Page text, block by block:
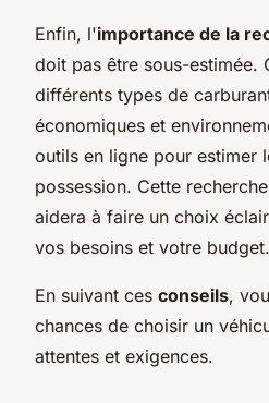
Enfin, l'importance de la
doit pas être sous-estimée.
différents types de
économiques et
outils en ligne pour estimer
possession. Cette
aidera à faire un choix
vos besoins et votre budget.
En suivant ces conseils,
chances de choisir un
attentes et exigences.